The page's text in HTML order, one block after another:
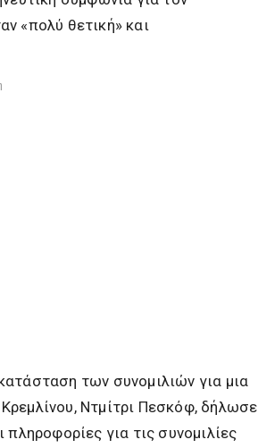
«πολύ θετική» και
των συνομιλιών για μια
Ντμίτρι Πεσκόφ, δήλωσε
για τις συνομιλίες